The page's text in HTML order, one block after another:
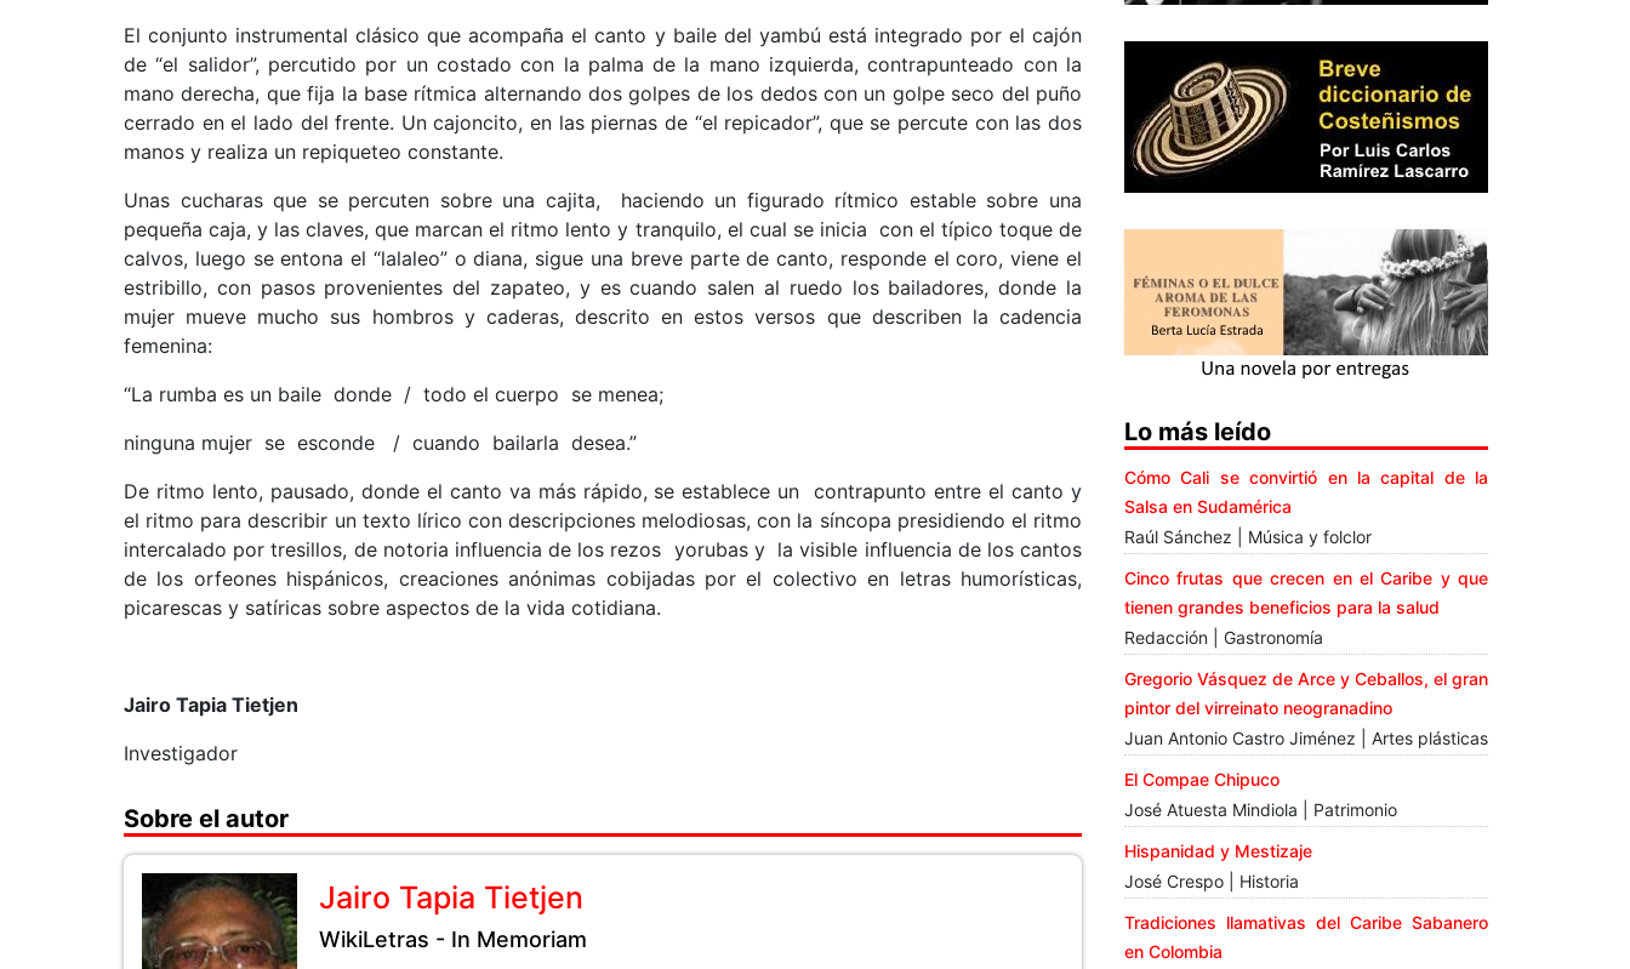
El conjunto instrumental clásico que acompaña el canto y baile del yambú está integrado por el cajón
de “el salidor”, percutido por un costado con la palma de la mano izquierda, contrapunteado con la
mano derecha, que fija la base rítmica alternando dos golpes de los dedos con un golpe seco del puño
cerrado en el lado del frente. Un cajoncito, en las piernas de “el repicador”, que se percute con las dos
manos y realiza un repiqueteo constante.
Unas cucharas que se percuten sobre una cajita, haciendo un figurado rítmico estable sobre una
pequeña caja, y las claves, que marcan el ritmo lento y tranquilo, el cual se inicia con el típico toque de
calvos, luego se entona el “lalaleo” o diana, sigue una breve parte de canto, responde el coro, viene el
estribillo, con pasos provenientes del zapateo, y es cuando salen al ruedo los bailadores, donde la
mujer mueve mucho sus hombros y caderas, descrito en estos versos que describen la cadencia
femenina:
“La rumba es un baile donde / todo el cuerpo se menea;
ninguna mujer se esconde / cuando bailarla desea.”
De ritmo lento, pausado, donde el canto va más rápido, se establece un contrapunto entre el canto y
el ritmo para describir un texto lírico con descripciones melodiosas, con la síncopa presidiendo el ritmo
intercalado por tresillos, de notoria influencia de los rezos yorubas y la visible influencia de los cantos
de los orfeones hispánicos, creaciones anónimas cobijadas por el colectivo en letras humorísticas,
picarescas y satíricas sobre aspectos de la vida cotidiana.
Jairo Tapia Tietjen
Investigador
Sobre el autor
Jairo Tapia Tietjen
WikiLetras - In Memoriam
Lo más leído
Cómo Cali se convirtió en la capital de la
Salsa en Sudamérica
Raúl Sánchez | Música y folclor
Cinco frutas que crecen en el Caribe y que
tienen grandes beneficios para la salud
Redacción | Gastronomía
Gregorio Vásquez de Arce y Ceballos, el gran
pintor del virreinato neogranadino
Juan Antonio Castro Jiménez | Artes plásticas
El Compae Chipuco
José Atuesta Mindiola | Patrimonio
Hispanidad y Mestizaje
José Crespo | Historia
Tradiciones llamativas del Caribe Sabanero
en Colombia